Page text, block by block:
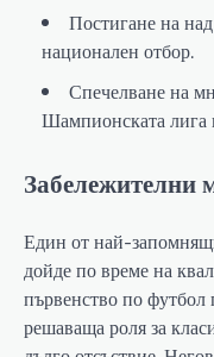
Постигане на
национален отбор.
Спечелване на
Шампионската
Забележителни
Един от най-
дойде по време на
първенство по футбол
решаваща роля за